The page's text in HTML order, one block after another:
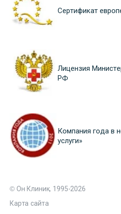
Сертификат
Лицензия
РФ
Компания года в
услуги»
© Он Клиник, 1995-2026
Карта сайта